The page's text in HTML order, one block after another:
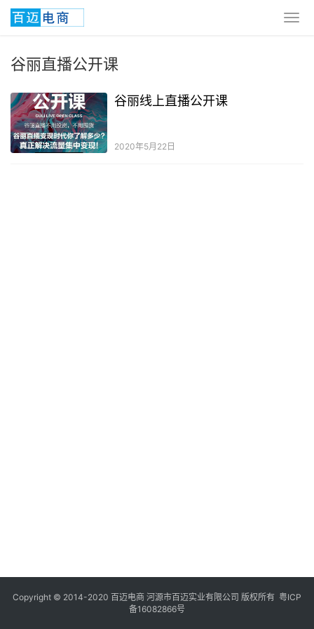
谷丽直播公开课
谷丽线上直播公开课
2020年5月22日
Copyright © 2014-2020 百迈电商 河源市百迈实业有限公司 版权所有 粤ICP
备16082866号